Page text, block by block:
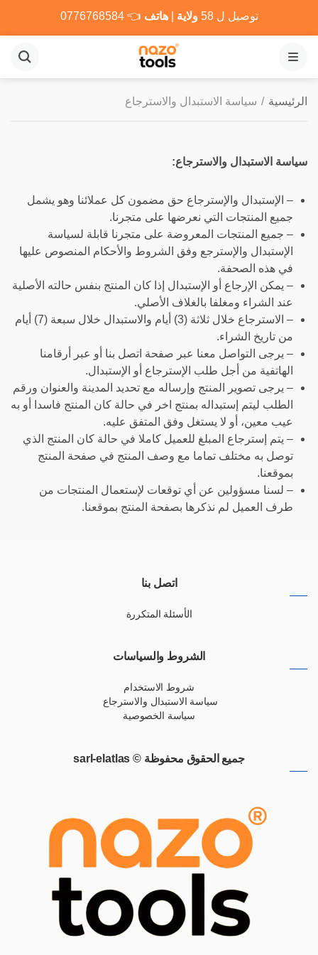
توصيل ل 58 ولاية |هاتف 👈
0776768584
القائمة
الرئيسية / سياسة الاستبدال والاسترجاع
سياسة الاستبدال والاسترجاع:
– الإستبدال والإسترجاع حق مضمون كل عملائنا وهو يشمل
جميع المنتجات التي نعرضها على متجرنا.
– جميع المنتجات المعروضة على متجرنا قابلة لسياسة
الإستبدال والإسترجع وفق الشروط والأحكام المنصوص عليها
في هذه الصحفة.
– يمكن الإرجاع أو الإستبدال إذا كان المنتج بنفس حالته الأصلية
عند الشراء ومغلفا بالغلاف الأصلي.
– الاسترجاع خلال ثلاثة (3) أيام والاستبدال خلال سبعة (7) أيام
من تاريخ الشراء.
– يرجى التواصل معنا عبر صفحة اتصل بنا أو عبر أرقامنا
الهاتفية من أجل طلب الإسترجاع أو الإستبدال.
– يرجى تصوير المنتج وإرساله مع تحديد المدينة والعنوان ورقم
الطلب ليتم إستبداله بمنتج اخر في حالة كان المنتج فاسدا أو به
عيب معين، أو لا يستغل وفق المتفق عليه.
– يتم إسترجاع المبلغ للعميل كاملا في حالة كان المنتج الذي
توصل به مختلف تماما مع وصف المنتج في صفحة المنتج
بموقعنا.
– لسنا مسؤولين عن أي توقعات لإستعمال المنتجات من
طرف العميل لم نذكرها بصفحة المنتج بموقعنا.
اتصل بنا
الأسئلة المتكررة
الشروط والسياسات
شروط الاستخدام
سياسة الاستبدال والاسترجاع
سياسة الخصوصية
جميع الحقوق محفوظة © sarl-elatlas